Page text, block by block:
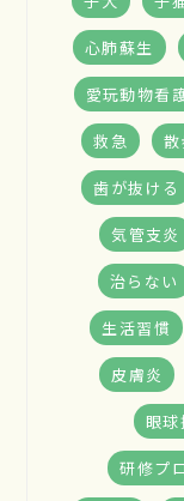
心肺蘇生
愛玩動物看
救急 散
歯が抜ける
気管支炎
治らない
生活習慣
皮膚炎
眼
研修プ